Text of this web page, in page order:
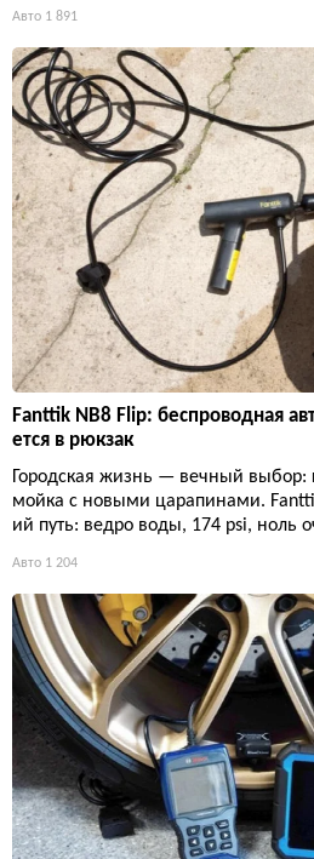
Авто 1 891
Fanttik NB8 Flip: беспроводная
ется в рюкзак
Городская жизнь — вечный выбор:
мойка с новыми царапинами.
ий путь: ведро воды, 174 psi, ноль
Авто 1 204